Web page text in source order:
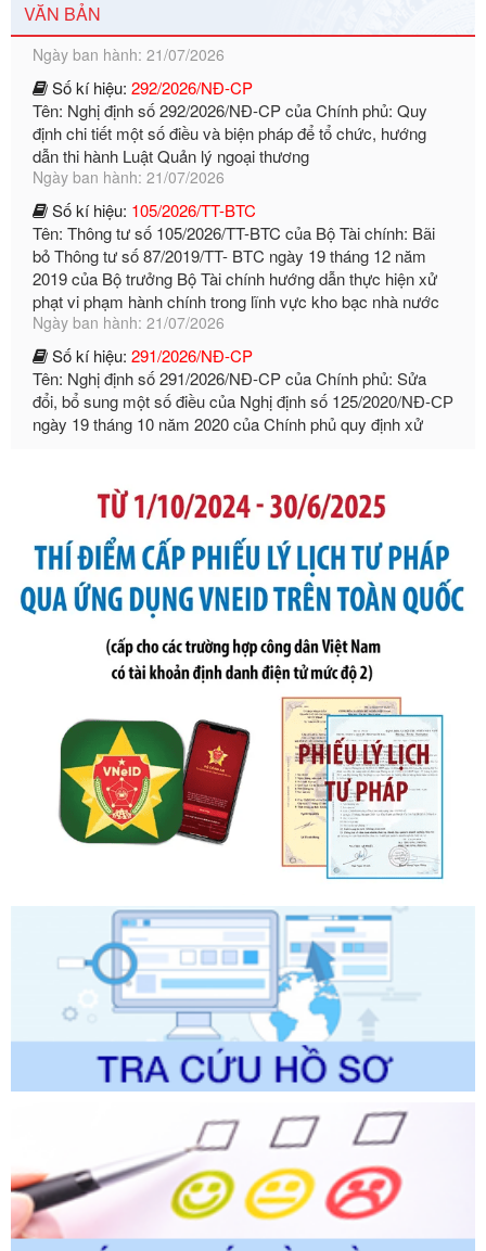
VĂN BẢN
Số kí hiệu:
Tên: Nghị định số 292/2026/NĐ-CP của Chính phủ: Quy
định chi tiết một số điều và biện pháp để tổ chức, hướng
dẫn thi hành Luật Quản lý ngoại thương
Ngày ban hành: 21/07/2026
Số kí hiệu:105/2026/TT-BTC
Tên: Thông tư số 105/2026/TT-BTC của Bộ Tài chính: Bãi
bỏ Thông tư số 87/2019/TT- BТC ngày 19 tháng 12 năm
2019 của Bộ trưởng Bộ Tài chính hướng dẫn thực hiện xử
phạt vi phạm hành chính trong lĩnh vực kho bạc nhà nước
Ngày ban hành: 21/07/2026
Số kí hiệu:291/2026/NĐ-CP
Tên: Nghị định số 291/2026/NĐ-CP của Chính phủ: Sửa
đổi, bổ sung một số điều của Nghị định số 125/2020/NĐ-СР
ngày 19 tháng 10 năm 2020 của Chính phủ quy định xử
phạt vi phạm hành chính về thuế, hóa đơn được sửa đổi, bổ
sung bởi Nghị định số 102/2021/NĐ-CP
Ngày ban hành: 20/07/2026
ban hành, được sửa đổi, bổ sung, bị bãi bỏ và phê duyệt
Quy trình nội bộ, quy trình điện tử giải quyết thủ tục hành
chính trong một số lĩnh vực thuộc phạm vi chức năng quản
lý của Sở Văn hóa, Thể tha
Ngày ban hành: 01/06/2026
Số kí hiệu:2304/QĐ-UBND
Tên: Quyết định công bố Danh mục thủ tục hành chính
được sửa đổi, bổ sung và phê duyệt Quy trình nội bộ, quy
trình điện tử giải quyết thủ tục hành chính trong lĩnh vực Du
lịch thuộc phạm vi chức năng quản lý của Sở Văn hóa, Thể
thao và Du lịch
Ngày ban hành: 01/06/2026
Số kí hiệu:2310/QĐ-UBND
Tên: Về việc công bố Danh mục thủ tục hành chính sửa
đổi, bổ sung và phê duyệt Quy trình nội bộ, quy trình điện tử
trong giải quyết thủtục hành chính lĩnh vực biến đổi khí hậu
thuộc phạm vi giải quyết của Sở Nông nghiệp và Môi
Ngày ban hành: 01/06/2026
Số kí hiệu:2300/QĐ-UBND
Tên: V/v công bố danh mục thủ tục hành chính được sửa
đổi, bổ sung và phê duyệt quy trình nội bộ, quy trình điện tử
giải quyết thủ tục hành chính trong lĩnh vực Luật sư thuộc
phạm vi chức năng quản lý của Sở Tư pháp
Ngày ban hành: 01/06/2026
Tên: Nghị định số 351/2025/NĐ-CP của Chính phủ: Quy
định chuẩn nghèo đa chiều quốc gia giai đoạn 2026 - 2030
Ngày ban hành: 29/12/2026
Số kí hiệu:
3014/QĐ-UBND
Tên: Quyết định về việc công bố danh mục thủ tục hành